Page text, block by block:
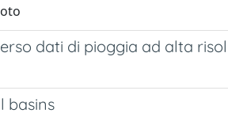
dati di pioggia ad alta
basins